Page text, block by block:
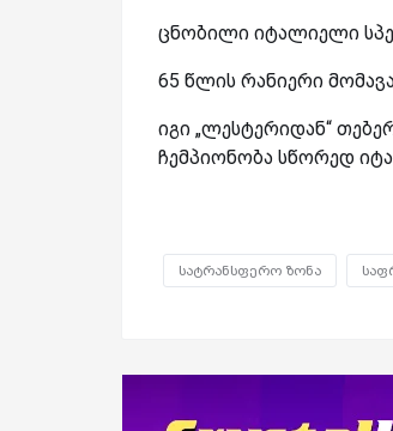
ცნობილი იტალიელი
65 წლის რანიერი
იგი „ლესტერიდან“
ჩემპიონობა სწორედ
სატრანსფერო ზონა